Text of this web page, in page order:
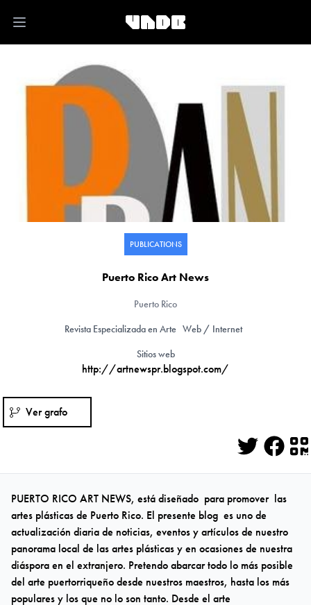
Open main menu
PUBLICATIONS
Puerto Rico Art News
Puerto Rico
Revista Especializada en Arte Web / Internet
Sitios web
http://artnewspr.blogspot.com/
Ver grafo
Twitter
PUERTO RICO ART NEWS, está diseñado para promover las
artes plásticas de Puerto Rico. El presente blog es uno de
actualización diaria de noticias, eventos y artículos de nuestro
panorama local de las artes plásticas y en ocasiones de nuestra
diáspora en el extranjero. Pretendo abarcar todo lo más posible
del arte puertorriqueño desde nuestros maestros, hasta los más
populares y los que no lo son tanto. Desde el arte